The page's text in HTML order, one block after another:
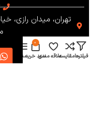
تهران، میدان رازی،
فیلترهامقایسهعلاقه مندی
0
سبد خریدمنو